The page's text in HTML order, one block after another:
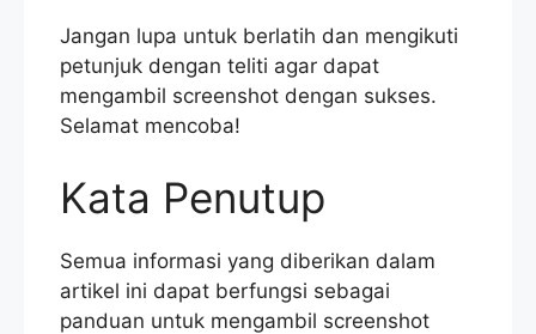
Jangan lupa untuk berlatih dan mengikuti
petunjuk dengan teliti agar dapat
mengambil screenshot dengan sukses.
Selamat mencoba!
Kata Penutup
Semua informasi yang diberikan dalam
artikel ini dapat berfungsi sebagai
panduan untuk mengambil screenshot